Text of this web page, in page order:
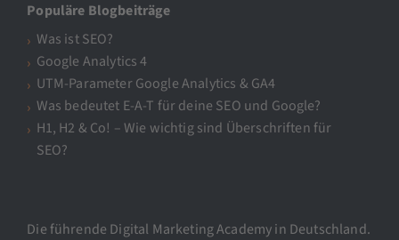
Populäre Blogbeiträge
Was ist SEO?
Google Analytics 4
UTM-Parameter Google Analytics & GA4
Was bedeutet E-A-T für deine SEO und Google?
H1, H2 & Co! – Wie wichtig sind Überschriften für
SEO?
Die führende Digital Marketing Academy in Deutschland.